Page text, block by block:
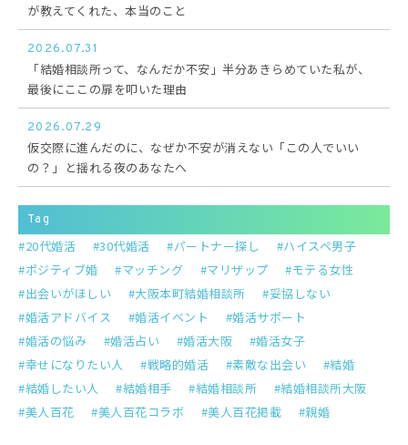
が教えてくれた、本当のこと
2026.07.31
「結婚相談所って、なんだか不安」半分あきらめていた私が、
最後にここの扉を叩いた理由
2026.07.29
仮交際に進んだのに、なぜか不安が消えない「この人でいい
の？」と揺れる夜のあなたへ
Tag
20代婚活 30代婚活 パートナー探し
ハイスペ男子
ポジティブ婚
マッチング マリザップ
モテる女性
出会いがほしい
大阪本町結婚相談所
妥協しない
婚活アドバイス
婚活イベント
婚活サポート
婚活の悩み
婚活占い 婚活大阪
婚活女子
幸せになりたい人
戦略的婚活 素敵な出会い
結婚
結婚したい人
結婚相手 結婚相談所
結婚相談所大阪
美人百花
美人百花コラボ 美人百花掲載 親婚